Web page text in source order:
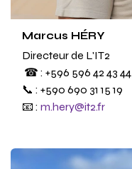
Marcus HÉRY
Directeur de L'IT2
☎ : +596 596 42 43 44
📞 : +590 690 31 15 19
📧 : m.hery@it2.fr